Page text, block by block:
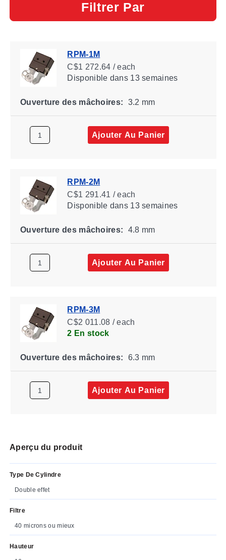
Filtrer Par
RPM-1M
C$1 272.64 / each
Disponibledans 13 semaines
Ouverture des mâchoires: 3.2 mm
Ajouter Au Panier
RPM-2M
C$1 291.41 / each
Disponibledans 13 semaines
Ouverture des mâchoires: 4.8 mm
Ajouter Au Panier
RPM-3M
C$2 011.08 / each
2 En stock
Ouverture des mâchoires: 6.3 mm
Ajouter Au Panier
Aperçu du produit
Type De Cylindre
Double effet
Filtre
40 microns ou mieux
Hauteur